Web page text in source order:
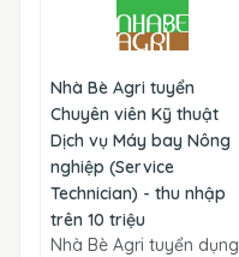
Nhà Bè Agri tuyển
Chuyên viên Kỹ thuật
Dịch vụ Máy bay Nông
nghiệp (Service
Technician) - thu nhập
trên 10 triệu
Nhà Bè Agri tuyển dụng